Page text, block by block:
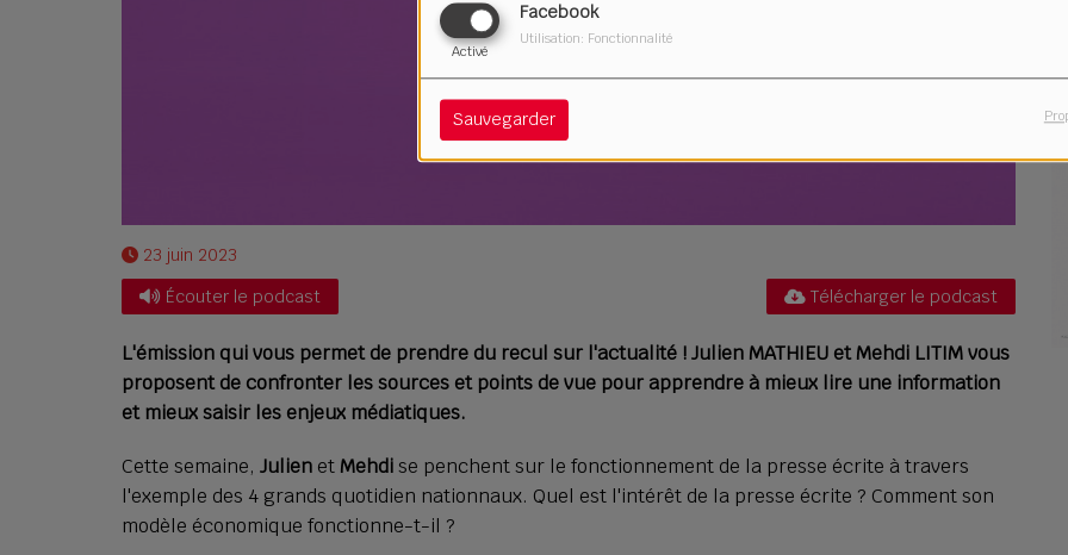
Facebook
Activé
Utilisation: Fonctionnalité
Sauvegarder
23 juin 2023
Écouter le podcast
Télécharger le podcast
L'émission qui vous permet de prendre du recul sur l'actualité ! Julien MATHIEU et Mehdi LITIM vous
proposent de confronter les sources et points de vue pour apprendre à mieux lire une information
et mieux saisir les enjeux médiatiques.
Cette semaine, Julien et Mehdise penchent sur le fonctionnement de la presse écrite à travers
l'exemple des 4 grands quotidien nationnaux. Quel est l'intérêt de la presse écrite ? Comment son
modèle économique fonctionne-t-il ?